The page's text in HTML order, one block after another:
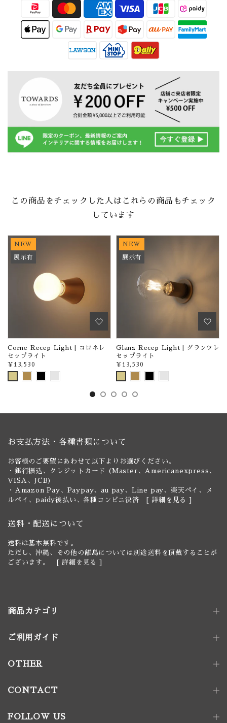
この商品をチェックした人はこれらの商品もチェック
しています
NEW
展示有
Corne Recep Light | コロネレ
セップライト
¥13,530
NEW
展示有
Glanz Recep Light | グランツレ
セップライト
¥13,530
お支払方法・各種書類について
お客様のご要望にあわせて以下よりお選びください。
・銀行振込、クレジットカード (Master、Americanexpress、
VISA、JCB)
・Amazon Pay、Paypay、au pay、Line pay、楽天ペイ、メ
ルペイ、paidy後払い、各種コンビニ決済 [ 詳細を見る
送料・配送について
送料は基本無料です。
ただし、沖縄、その他の離島については別途送料を頂戴することが
ございます。 [ 詳細を見る
商品カテゴリ
照明器具
ペンダントライト｜多灯
ご利用ガイド
OTHER
CONTACT
FOLLOW US